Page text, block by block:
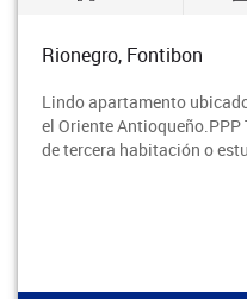
Rionegro, Fontibon
Lindo apartamento
el Oriente
de tercera habitación o